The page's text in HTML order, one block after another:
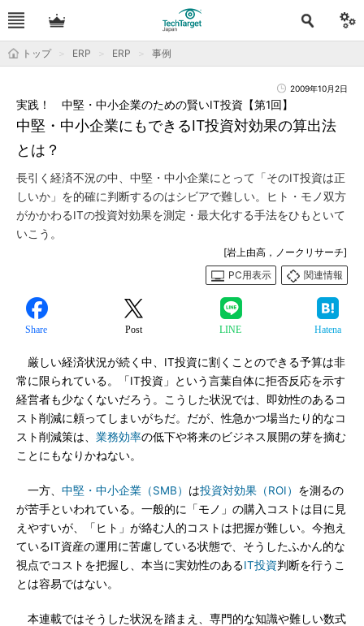
トップ ERP ERP 事例
2009年10月2日
中堅・中小企業にもできるIT投資対効果の算出法
とは？
実践！ 中堅・中小企業のための賢いIT投資【第1回】
長引く経済不況の中、中堅・中小企業にとって「そのIT投資は正
しいか」を的確に判断するのはシビアで難しい。ヒト・モノ双方
がかかわるITの投資対効果を測定・最大化する手法をひもといて
いこう。
[岩上由高，ノークリサーチ]
PC用表示
関連情報
Share Post LINE Hatena
厳しい経済状況が続く中、IT投資に割くことのできる予算は非
常に限られている。「IT投資」という言葉自体に拒否反応を示す
経営者も少なくないだろう。こうした状況では、即効性のあるコ
スト削減に頼ってしまいがちだ。だが、性急かつ場当たり的なコ
スト削減策は、 業務効率の低下や将来のビジネス展開の芽を摘む
ことにもなりかねない。
一方、 中堅・中小企業（SMB） は投資対効果（ROI） を測るの
が苦手といわれている。一般的に「モノ」の購入コストは目に見
えやすいが、「ヒト」が絡む人的コストは把握が難しい。今抱え
ているIT資産の運用に苦慮している状態で、そうしたふかん的な
視点でコストを把握し、本当に実効性のあるIT投資判断を行うこ
とは容易ではない。
本連載ではそうした状況を踏まえ、専門的な知識や難しい数式